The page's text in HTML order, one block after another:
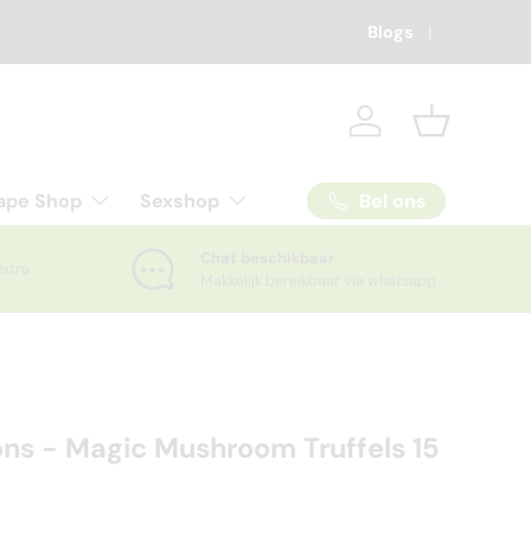
Blogs
InloggenMandje
Shop Sexshop Bel ons
- Magic Mushroom Truffels 15